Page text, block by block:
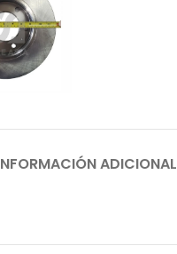
ADICIONAL